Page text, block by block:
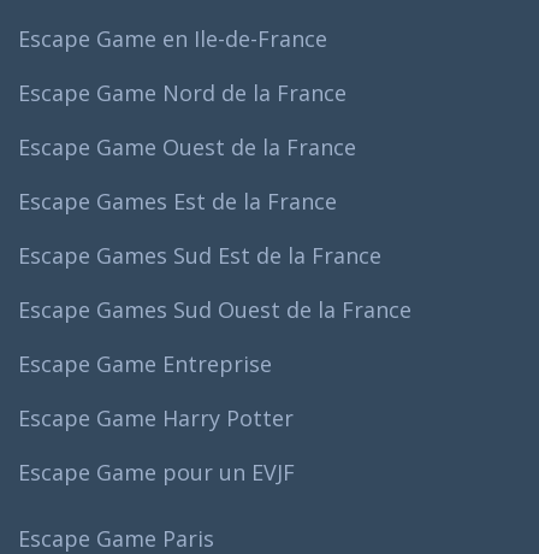
Escape Game en Ile-de-France
Escape Game Nord de la France
Escape Game Ouest de la France
Escape Games Est de la France
Escape Games Sud Est de la France
Escape Games Sud Ouest de la France
Escape Game Entreprise
Escape Game Harry Potter
Escape Game pour un EVJF
Escape Game Paris